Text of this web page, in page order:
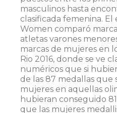
masculinos hasta
clasificada femenina. El
Women comparó
atletas varones
marcas de mujeres en
Rio 2016, donde se ve
numéricos que si
de las 87 medallas que
mujeres en aquellas
hubieran conseguido
que las mujeres